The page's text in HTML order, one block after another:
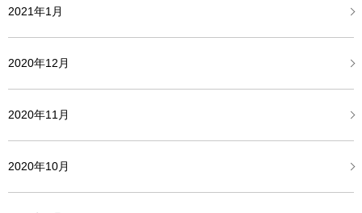
2021年1月
2020年12月
2020年11月
2020年10月